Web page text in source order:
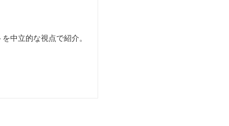
中立的な視点で紹介。